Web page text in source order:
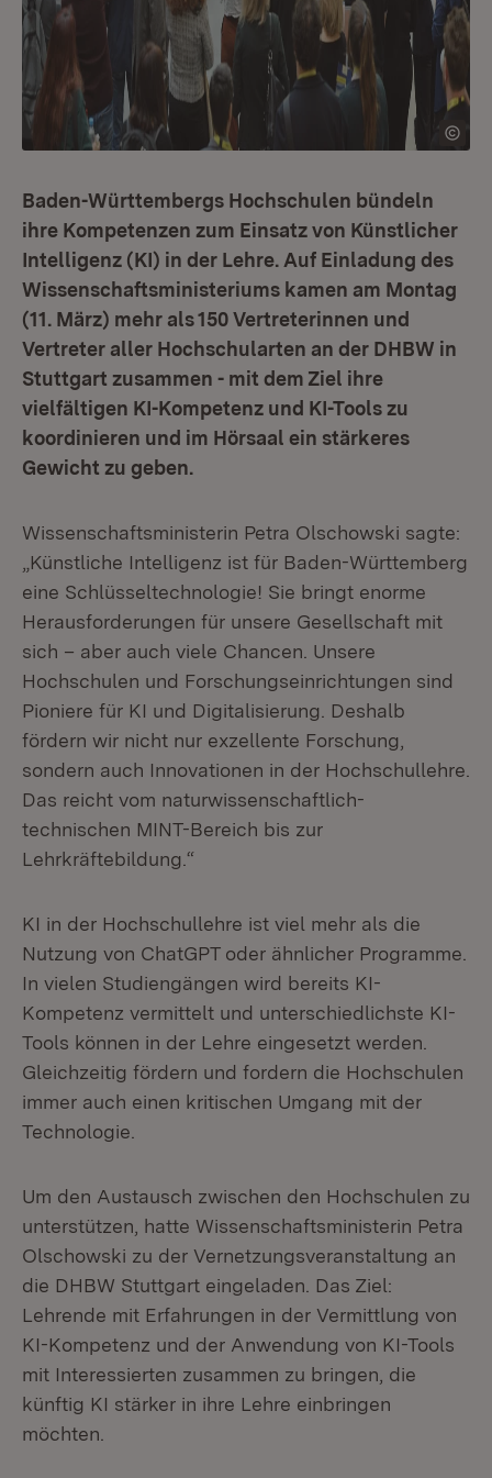
Baden-Württembergs Hochschulen bündeln
ihre Kompetenzen zum Einsatz von Künstlicher
Intelligenz (KI) in der Lehre. Auf Einladung des
Wissenschaftsministeriums kamen am Montag
(11. März) mehr als 150 Vertreterinnen und
Vertreter aller Hochschularten an der DHBW in
Stuttgart zusammen - mit dem Ziel ihre
vielfältigen KI-Kompetenz und KI-Tools zu
koordinieren und im Hörsaal ein stärkeres
Gewicht zu geben.
Wissenschaftsministerin Petra Olschowski sagte:
„Künstliche Intelligenz ist für Baden-Württemberg
eine Schlüsseltechnologie! Sie bringt enorme
Herausforderungen für unsere Gesellschaft mit
sich – aber auch viele Chancen. Unsere
Hochschulen und Forschungseinrichtungen sind
Pioniere für KI und Digitalisierung. Deshalb
fördern wir nicht nur exzellente Forschung,
sondern auch Innovationen in der Hochschullehre.
Das reicht vom naturwissenschaftlich-
technischen MINT-Bereich bis zur
Lehrkräftebildung.“
KI in der Hochschullehre ist viel mehr als die
Nutzung von ChatGPT oder ähnlicher Programme.
In vielen Studiengängen wird bereits KI-
Kompetenz vermittelt und unterschiedlichste KI-
Tools können in der Lehre eingesetzt werden.
Gleichzeitig fördern und fordern die Hochschulen
immer auch einen kritischen Umgang mit der
Technologie.
Um den Austausch zwischen den Hochschulen zu
unterstützen, hatte Wissenschaftsministerin Petra
Olschowski zu der Vernetzungsveranstaltung an
die DHBW Stuttgart eingeladen. Das Ziel:
Lehrende mit Erfahrungen in der Vermittlung von
KI-Kompetenz und der Anwendung von KI-Tools
mit Interessierten zusammen zu bringen, die
künftig KI stärker in ihre Lehre einbringen
möchten.